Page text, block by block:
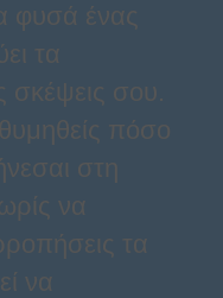
φυσά ένας
τα
σκέψεις σου.
πόσο
στη
να
τα
να